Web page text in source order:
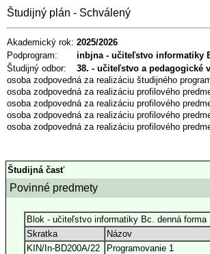
Študijný plán - Schválený
Akademický rok: 2025/2026
Podprogram:
inbjna - učiteľstvo informatiky
Študijný odbor:
38. - učiteľstvo a pedagogické
osoba zodpovedná za realizáciu študijného
osoba zodpovedná za realizáciu profilového
osoba zodpovedná za realizáciu profilového
osoba zodpovedná za realizáciu profilového
osoba zodpovedná za realizáciu profilového
Študijná časť
Povinné predmety
Blok - učiteľstvo informatiky Bc. denná forma
Skratka
Názov
KIN/In-BD200A/22
Programovanie 1